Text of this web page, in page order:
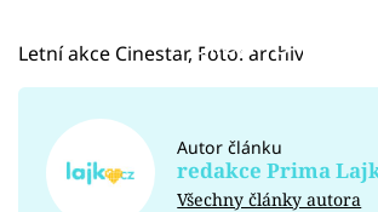
Failed to fetch
Letní akce Cinestar, Foto: archiv
Autor článku
redakce Prima
Všechny články autora